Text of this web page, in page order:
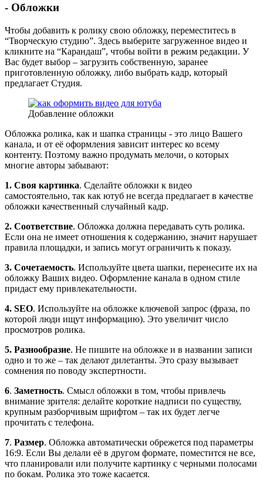
- Обложки
Чтобы добавить к ролику свою обложку, переместитесь в
“Творческую студию”. Здесь выберите загруженное видео и
кликните на “Карандаш”, чтобы войти в режим редакции. У
Вас будет выбор – загрузить собственную, заранее
приготовленную обложку, либо выбрать кадр, который
предлагает Студия.
Добавление обложки
Обложка ролика, как и шапка страницы - это лицо Вашего
канала, и от её оформления зависит интерес ко всему
контенту. Поэтому важно продумать мелочи, о которых
многие авторы забывают:
1. Своя картинка. Сделайте обложки к видео
самостоятельно, так как ютуб не всегда предлагает в качестве
обложки качественный случайный кадр.
2. Соответствие. Обложка должна передавать суть ролика.
Если она не имеет отношения к содержанию, значит нарушает
правила площадки, и запись могут ограничить к показу.
3. Сочетаемость. Используйте цвета шапки, перенесите их на
обложку Ваших видео. Оформление канала в одном стиле
придаст ему привлекательности.
4. SEO. Используйте на обложке ключевой запрос (фраза, по
которой люди ищут информацию). Это увеличит число
просмотров ролика.
5. Разнообразие. Не пишите на обложке и в названии записи
одно и то же – так делают дилетанты. Это сразу вызывает
сомнения по поводу экспертности.
6. Заметность. Смысл обложки в том, чтобы привлечь
внимание зрителя: делайте короткие надписи по существу,
крупным разборчивым шрифтом – так их будет легче
прочитать с телефона.
7. Размер. Обложка автоматически обрежется под параметры
16:9. Если Вы делали её в другом формате, поместится не все,
что планировали или получите картинку с черными полосами
по бокам. Ролика это тоже касается.